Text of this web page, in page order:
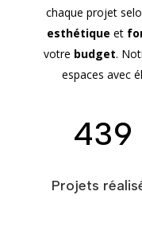
chaque projet
esthétique et
votre budget.
espaces avec
439
Projets